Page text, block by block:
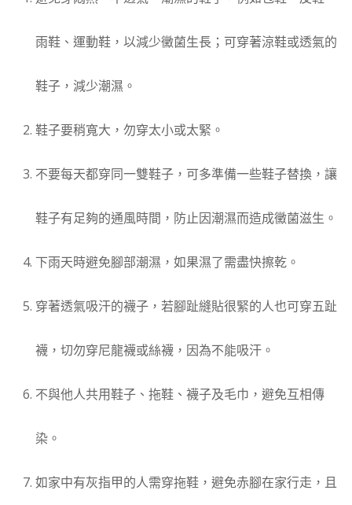
雨鞋、運動鞋，以減少黴菌生長；可穿著涼鞋或透氣的
鞋子，減少潮濕。
鞋子要稍寬大，勿穿太小或太緊。
不要每天都穿同一雙鞋子，可多準備一些鞋子替換，讓
鞋子有足夠的通風時間，防止因潮濕而造成黴菌滋生。
下雨天時避免腳部潮濕，如果濕了需盡快擦乾。
穿著透氣吸汗的襪子，若腳趾縫貼很緊的人也可穿五趾
襪，切勿穿尼龍襪或絲襪，因為不能吸汗。
不與他人共用鞋子、拖鞋、襪子及毛巾，避免互相傳
染。
如家中有灰指甲的人需穿拖鞋，避免赤腳在家行走，且